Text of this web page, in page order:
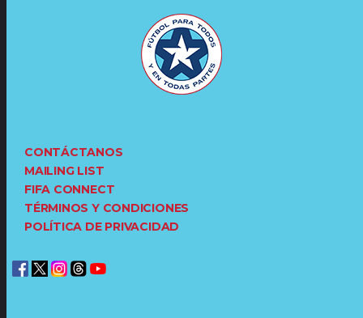
CONTÁCTANOS
MAILING LIST
FIFA CONNECT
TÉRMINOS Y CONDICIONES
POLÍTICA DE PRIVACIDAD